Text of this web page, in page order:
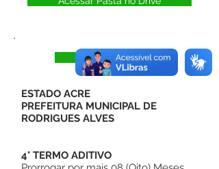
Visualizar
ESTADO ACRE
PREFEITURA MUNICIPAL DE
RODRIGUES ALVES
4° TERMO ADITIVO